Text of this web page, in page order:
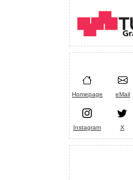
Homepage eMail
Instagram X